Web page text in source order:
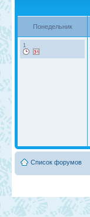
Понедельник
1
Список форумов